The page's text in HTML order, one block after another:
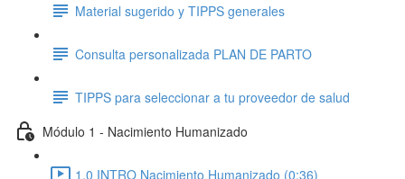
Material sugerido y TIPPS generales
Consulta personalizada PLAN DE PARTO
TIPPS para seleccionar a tu proveedor de salud
Módulo 1 - Nacimiento Humanizado
1.0 INTRO Nacimiento Humanizado (0:36)